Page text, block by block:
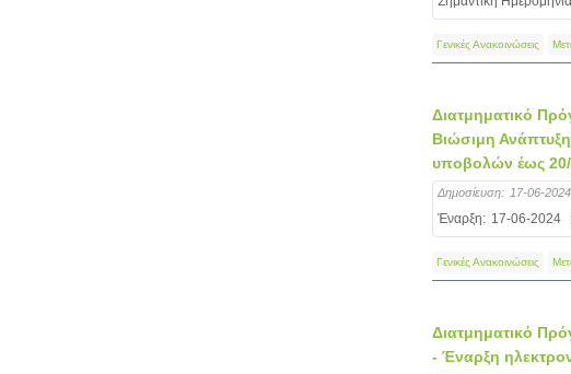
Γενικές Ανακοινώσεις
Διατμηματικό
Βιώσιμη
υποβολών έως
Δημοσίευση: 17-06-
Έναρξη: 17-06-2024
Γενικές Ανακοινώσεις
Διατμηματικό
- Έναρξη